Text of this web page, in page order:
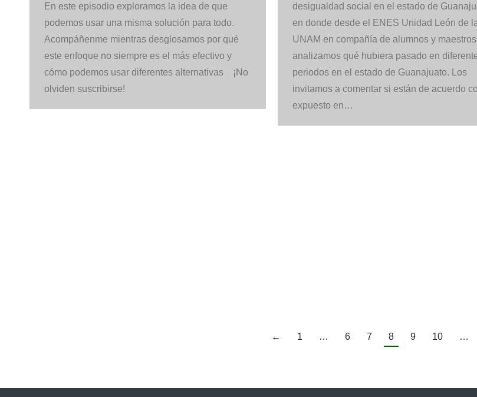
desigualdad social en el estado de
en donde desde el ENES Unidad León de
UNAM en compañía de alumnos y maestros
analizamos qué hubiera pasado en
periodos en el estado de Guanajuato. Los
invitamos a comentar si están de acuerdo
expuesto en…
En este episodio exploramos la idea de que
podemos usar una misma solución para todo.
Acompáñenme mientras desglosamos por qué
este enfoque no siempre es el más efectivo y
cómo podemos usar diferentes alternativas ¡No
olviden suscribirse!
← 1 … 6 7 8 9 10 …